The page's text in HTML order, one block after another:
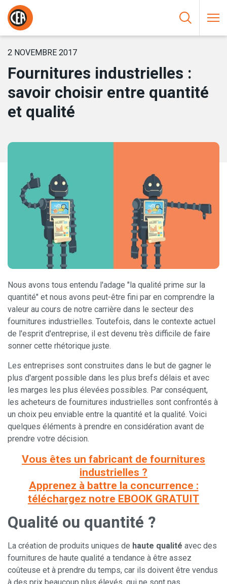
Aller au contenu
HOME/
CHOISIR ENTRE QUANTITÉ ET QUALITÉ
2 NOVEMBRE 2017
Fournitures industrielles :
savoir choisir entre quantité
et qualité
Nous avons tous entendu l'adage "la qualité prime sur la
quantité" et nous avons peut-être fini par en comprendre la
valeur au cours de notre carrière dans le secteur des
fournitures industrielles. Toutefois, dans le contexte actuel
de l'esprit d'entreprise, il est devenu très difficile de faire
sonner cette rhétorique juste.
Les entreprises sont construites dans le but de gagner le
plus d'argent possible dans les plus brefs délais et avec
les marges les plus élevées possibles. Par conséquent,
les acheteurs de fournitures industrielles sont confrontés à
un choix peu enviable entre la quantité et la qualité. Voici
quelques éléments à prendre en considération avant de
prendre votre décision.
Vous êtes un fabricant de fournitures
industrielles ?
Apprenez à battre la concurrence :
téléchargez notre EBOOK GRATUIT
Qualité ou quantité ?
La création de produits uniques de haute qualité avec des
fournitures de haute qualité a tendance à être assez
coûteuse et à prendre du temps, car ils doivent être vendus